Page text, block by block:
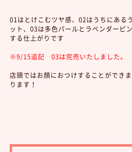
01はとけこむツヤ感、02はうちにある
ット、03は多色パールとラベンダーピ
する仕上がりです
※9/15追記 03は完売いたしました。
店頭ではお顔におつけすることができ
ります！